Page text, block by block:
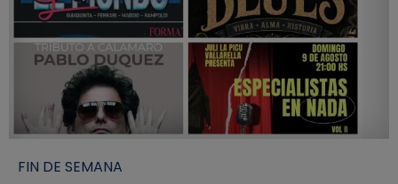
FIN DE SEMANA